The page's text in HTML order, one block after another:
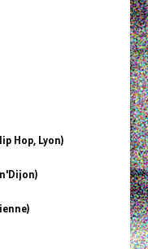
Hop, Lyon)